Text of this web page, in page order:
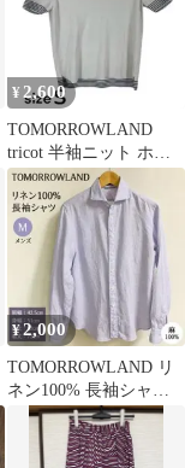
¥ 2,600
TOMORROWLAND
tricot 半袖ニット ホワ
イト Sサイズ
¥2,000
TOMORROWLAND リ
ネン100% 長袖シャツ
M ラベンダー 麻100%